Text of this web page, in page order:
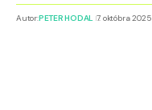
Autor:PETER HODAL 7. októbra 2025